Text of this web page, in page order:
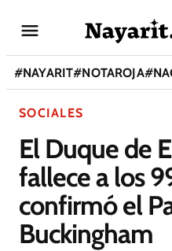
#NAYARIT#NOTAROJA#
SOCIALES
El Duque de
fallece a los
confirmó el
Buckingham